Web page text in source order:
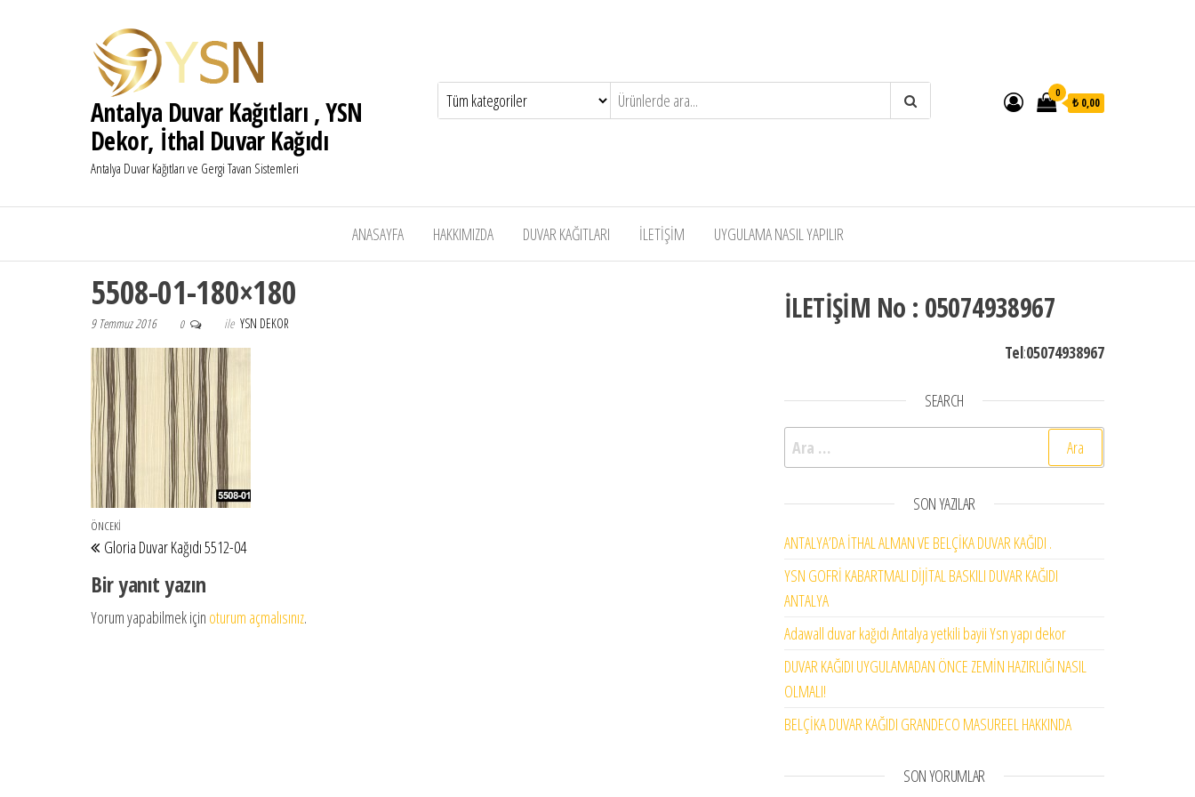
Antalya Duvar Kağıtları , YSN
Dekor, İthal Duvar Kağıdı
Antalya Duvar Kağıtları ve Gergi Tavan Sistemleri
0
₺ 0,00
ANASAYFA HAKKIMIZDA DUVAR KAĞITLARI İLETİŞİM UYGULAMA NASIL YAPILIR
5508-01-180×180
9 Temmuz 2016 0 ile YSN DEKOR
Yazı gezinmesi
Önceki Yazı
ÖNCEKI
Gloria Duvar Kağıdı 5512-04
Bir yanıt yazın
Yorum yapabilmek için oturum açmalısınız.
İLETİŞİM No : 05074938967
Tel:05074938967
SEARCH
Arama:
SON YAZILAR
ANTALYA’DA İTHAL ALMAN VE BELÇİKA DUVAR KAĞIDI .
YSN GOFRİ KABARTMALI DİJİTAL BASKILI DUVAR KAĞIDI
ANTALYA
Adawall duvar kağıdı Antalya yetkili bayii Ysn yapı dekor
DUVAR KAĞIDI UYGULAMADAN ÖNCE ZEMİN HAZIRLIĞI NASIL
OLMALI!
BELÇİKA DUVAR KAĞIDI GRANDECO MASUREEL HAKKINDA
SON YORUMLAR